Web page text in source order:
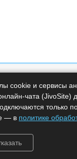
cookie и сервисы
чата (JivoSite)
только
— в политике